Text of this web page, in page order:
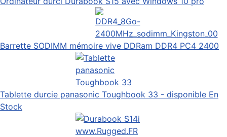
Barrette SODIMM mémoire vive DDRam DDR4 PC4 2400
Tablette durcie panasonic Toughbook 33 - disponible En
Stock